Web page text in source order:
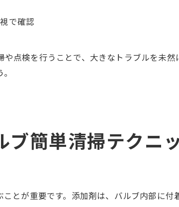
で確認
点検を行うことで、大きなトラブルを未
ブ簡単清掃テクニ
とが重要です。添加剤は、バルブ内部に